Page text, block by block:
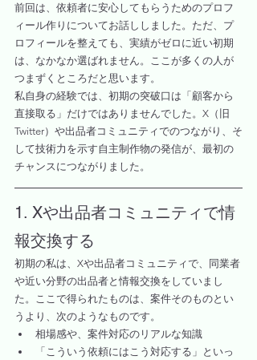
前回は、依頼者に安心してもらうためのプロフ
ィール作りについてお話ししました。ただ、プ
ロフィールを整えても、実績がゼロに近い初期
は、なかなか選ばれません。ここが多くの人が
つまずくところだと思います。
私自身の経験では、初期の突破口は「顧客から
直接取る」だけではありませんでした。X（旧
Twitter）や出品者コミュニティでのつながり、そ
して技術力を示す自主制作物の発信が、最初の
チャンスにつながりました。
1. Xや出品者コミュニティで情
報交換する
初期の私は、Xや出品者コミュニティで、同業者
や近い分野の出品者と情報交換をしていまし
た。ここで得られたものは、案件そのものとい
うより、次のようなものです。
相場感や、案件対応のリアルな知識
「こういう依頼にはこう対応する」といっ